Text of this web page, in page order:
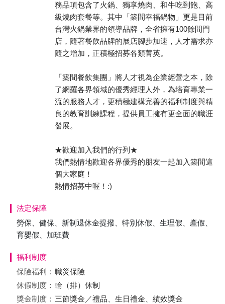
務品項包含了火鍋、獨享燒肉、和牛吃到飽、高
級燒肉套餐等。其中「築間幸福鍋物」更是目前
台灣火鍋業界的領導品牌，全省擁有100餘間門
店，隨著餐飲品牌的展店腳步加速，人才需求亦
隨之增加，正積極招募各類菁英。
「築間餐飲集團」將人才視為企業經營之本，除
了網羅各界領域的優秀經理人外，為培育專業一
流的服務人才，更積極建構完善的福利制度與精
良的教育訓練課程，提供員工擁有更全面的職涯
發展。
★歡迎加入我們的行列★
我們熱情地歡迎各界優秀的朋友一起加入築間這
個大家庭！
熱情招募中喔！:)
法定保障
勞保、健保、新制退休金提撥、特別休假、生理假、產假、
育嬰假、加班費
福利制度
保險福利： 職災保險
休假制度： 輪（排）休制
獎金制度： 三節獎金／禮品、生日禮金、績效獎金